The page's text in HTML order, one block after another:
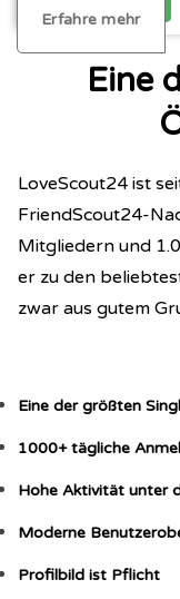
Erfahre mehr
Eine
LoveScout24 ist
FriendScout24-
Mitgliedern und
er zu den
zwar aus gutem
Eine der größten
1000+ tägliche
Hohe Aktivität unter
Moderne
Profilbild ist Pflicht